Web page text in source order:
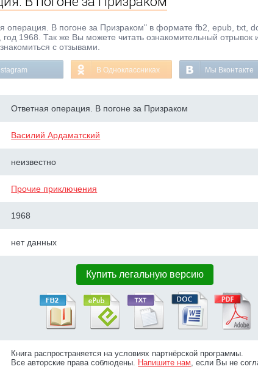
операция. В погоне за Призраком" в формате fb2, epub, txt,
1968. Так же Вы можете читать ознакомительный отрывок
с отзывами.
В Одноклассниках Мы Вконтакте
Ответная операция. В погоне за Призраком
Василий Ардаматский
неизвестно
Прочие приключения
1968
нет данных
Купить легальную версию
Книга распространяется на условиях партнёрской программы.
Все авторские права соблюдены. Напишите нам, если Вы не